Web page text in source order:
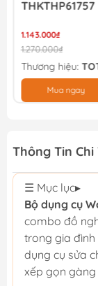
THKTHP61757
1.143.000₫
1.270.000₫
Thương hiệu:
Mua ngay
Thông Tin Chi
☰ Mục lục▸
Bộ dụng cụ
combo đồ
trong gia đình
dụng cụ sửa
xếp gọn